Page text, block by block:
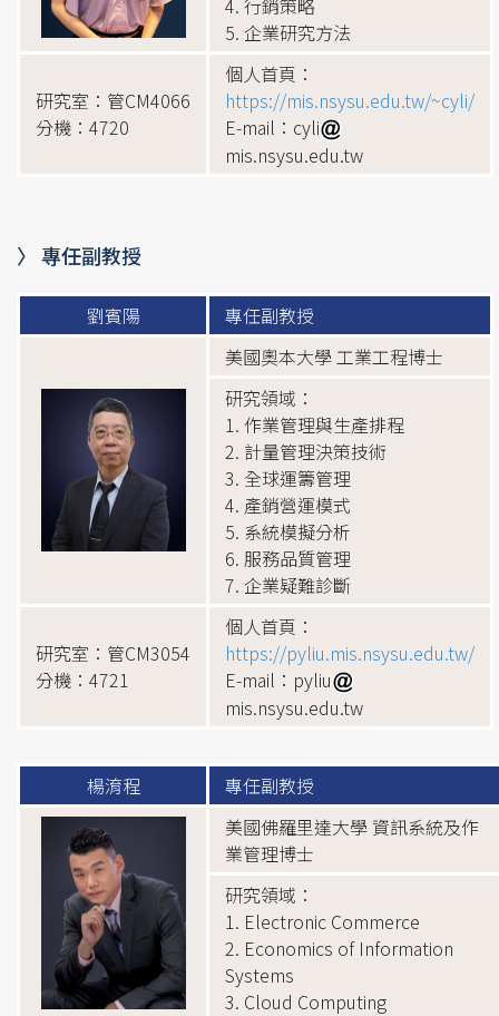
5. 企業研究方法
研究室：管CM4066
分機：4720
個人首頁：
https://mis.nsysu.edu.tw/~cyli/
E-mail：cyli
mis.nsysu.edu.tw
〉 專任副教授
劉賓陽
專任副教授
美國奧本大學 工業工程博士
研究領域：
1. 作業管理與生產排程
2. 計量管理決策技術
3. 全球運籌管理
4. 產銷營運模式
5. 系統模擬分析
6. 服務品質管理
7. 企業疑難診斷
研究室：管CM3054
分機：4721
個人首頁：
https://pyliu.mis.nsysu.edu.tw/
E-mail：pyliu
mis.nsysu.edu.tw
楊淯程
專任副教授
美國佛羅里達大學 資訊系統及作
業管理博士
研究領域：
1. Electronic Commerce
2. Economics of Information
Systems
3. Cloud Computing